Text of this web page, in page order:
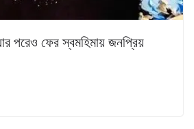
পরেও ফের স্বমহিমায় জনপ্রিয়